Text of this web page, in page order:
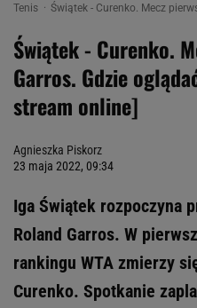
Tenis Świątek - Curenko. Mecz
Świątek - Curenko.
Garros. Gdzie
stream online]
Agnieszka Piskorz
23 maja 2022, 09:34
Iga Świątek rozpoczyna
Roland Garros. W
rankingu WTA zmierzy
Curenko. Spotkanie